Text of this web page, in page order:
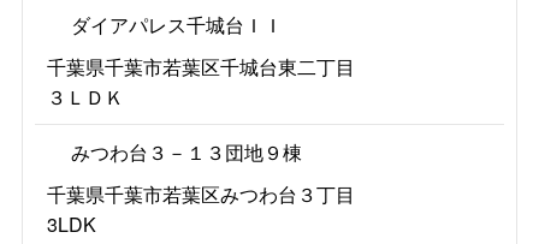
ダイアパレス千城台ＩＩ
千葉県千葉市若葉区千城台東二丁目
３ＬＤＫ
みつわ台３－１３団地９棟
千葉県千葉市若葉区みつわ台３丁目
3LDK